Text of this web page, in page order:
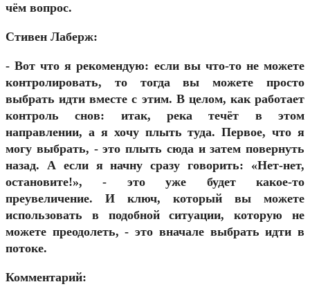
чём вопрос.
Стивен Лаберж:
- Вот что я рекомендую: если вы что-то не можете
контролировать, то тогда вы можете просто
выбрать идти вместе с этим. В целом, как работает
контроль снов: итак, река течёт в этом
направлении, а я хочу плыть туда. Первое, что я
могу выбрать, - это плыть сюда и затем повернуть
назад. А если я начну сразу говорить: «Нет-нет,
остановите!», - это уже будет какое-то
преувеличение. И ключ, который вы можете
использовать в подобной ситуации, которую не
можете преодолеть, - это вначале выбрать идти в
потоке.
Комментарий: